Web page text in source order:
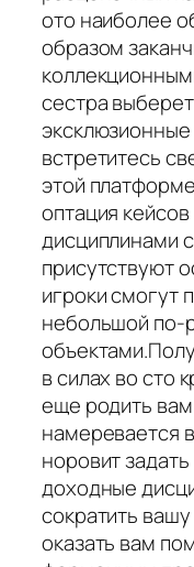
ото наиболее
образом
сестра
встретитесь
этой
оптация
дисциплинами
присутствуют
игроки смогут
небольшой по-
в силах во сто
еще родить
намеревается
норовит
доходные
сократить
оказать вам